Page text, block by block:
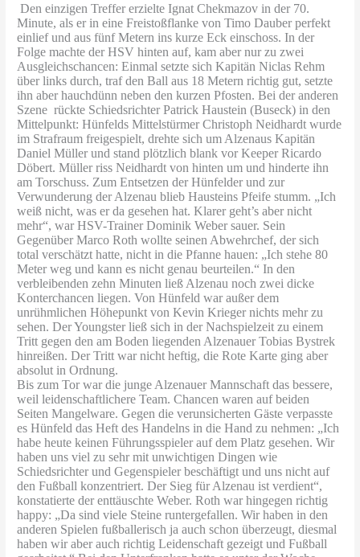
Den einzigen Treffer erzielte Ignat Chekmazov in der 70.
Minute, als er in eine Freistoßflanke von Timo Dauber perfekt
einlief und aus fünf Metern ins kurze Eck einschoss. In der
Folge machte der HSV hinten auf, kam aber nur zu zwei
Ausgleichschancen: Einmal setzte sich Kapitän Niclas Rehm
über links durch, traf den Ball aus 18 Metern richtig gut, setzte
ihn aber hauchdünn neben den kurzen Pfosten. Bei der anderen
Szene rückte Schiedsrichter Patrick Haustein (Buseck) in den
Mittelpunkt: Hünfelds Mittelstürmer Christoph Neidhardt wurde
im Strafraum freigespielt, drehte sich um Alzenaus Kapitän
Daniel Müller und stand plötzlich blank vor Keeper Ricardo
Döbert. Müller riss Neidhardt von hinten um und hinderte ihn
am Torschuss. Zum Entsetzen der Hünfelder und zur
Verwunderung der Alzenau blieb Hausteins Pfeife stumm. „Ich
weiß nicht, was er da gesehen hat. Klarer geht’s aber nicht
mehr“, war HSV-Trainer Dominik Weber sauer. Sein
Gegenüber Marco Roth wollte seinen Abwehrchef, der sich
total verschätzt hatte, nicht in die Pfanne hauen: „Ich stehe 80
Meter weg und kann es nicht genau beurteilen.“ In den
verbleibenden zehn Minuten ließ Alzenau noch zwei dicke
Konterchancen liegen. Von Hünfeld war außer dem
unrühmlichen Höhepunkt von Kevin Krieger nichts mehr zu
sehen. Der Youngster ließ sich in der Nachspielzeit zu einem
Tritt gegen den am Boden liegenden Alzenauer Tobias Bystrek
hinreißen. Der Tritt war nicht heftig, die Rote Karte ging aber
absolut in Ordnung.
Bis zum Tor war die junge Alzenauer Mannschaft das bessere,
weil leidenschaftlichere Team. Chancen waren auf beiden
Seiten Mangelware. Gegen die verunsicherten Gäste verpasste
es Hünfeld das Heft des Handelns in die Hand zu nehmen: „Ich
habe heute keinen Führungsspieler auf dem Platz gesehen. Wir
haben uns viel zu sehr mit unwichtigen Dingen wie
Schiedsrichter und Gegenspieler beschäftigt und uns nicht auf
den Fußball konzentriert. Der Sieg für Alzenau ist verdient“,
konstatierte der enttäuschte Weber. Roth war hingegen richtig
happy: „Da sind viele Steine runtergefallen. Wir haben in den
anderen Spielen fußballerisch ja auch schon überzeugt, diesmal
haben wir aber auch richtig Leidenschaft gezeigt und Fußball